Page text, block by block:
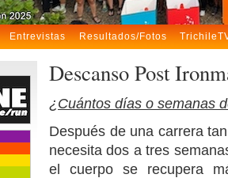
Entrevistas Resultados/Fotos
Descanso Post
¿Cuántos días o semanas
Después de una carrera
necesita dos a tres
el cuerpo se recupera